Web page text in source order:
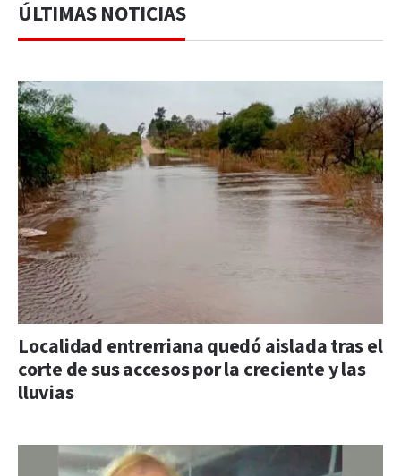
ÚLTIMAS NOTICIAS
Localidad entrerriana quedó aislada tras el
corte de sus accesos por la creciente y las
lluvias